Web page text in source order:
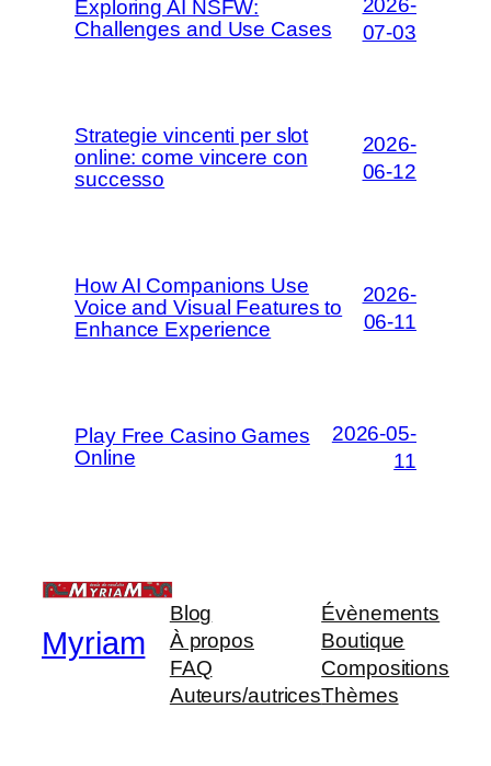
Exploring AI NSFW:
Challenges and Use Cases
2026-
07-03
Strategie vincenti per slot
online: come vincere con
successo
2026-
06-12
How AI Companions Use
Voice and Visual Features to
Enhance Experience
2026-
06-11
Play Free Casino Games
Online
2026-05-
11
Myriam
Blog
À propos
FAQ
Auteurs/autrices
Évènements
Boutique
Compositions
Thèmes